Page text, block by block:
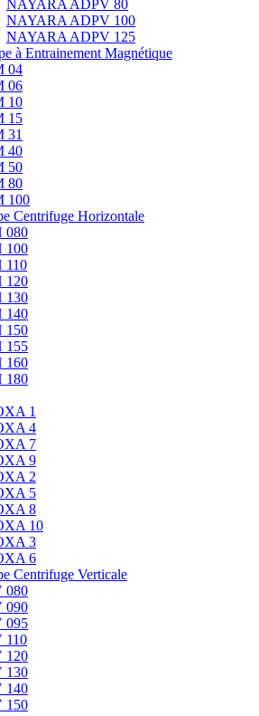
NAYARA ADPV 80
NAYARA ADPV 100
NAYARA ADPV 125
à Entrainement Magnétique
04
06
10
15
31
40
50
80
100
Centrifuge Horizontale
080
100
110
120
130
140
150
155
160
180
1
4
7
9
2
5
8
10
3
6
Centrifuge Verticale
080
090
095
110
120
130
140
150